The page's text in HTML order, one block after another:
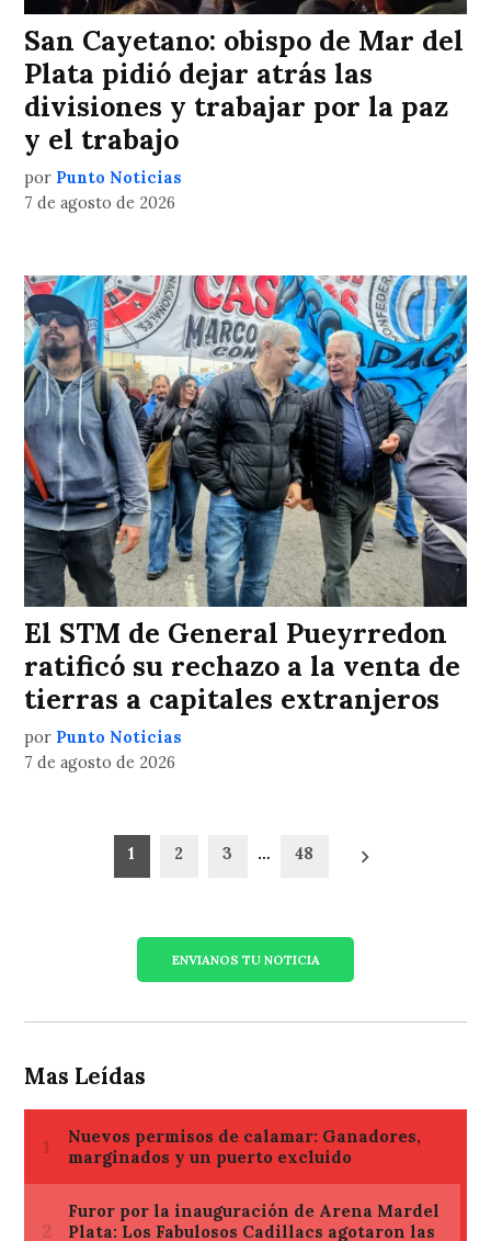
San Cayetano: obispo de Mar del
Plata pidió dejar atrás las
divisiones y trabajar por la paz
y el trabajo
por Punto Noticias
7 de agosto de 2026
El STM de General Pueyrredon
ratificó su rechazo a la venta de
tierras a capitales extranjeros
por Punto Noticias
7 de agosto de 2026
Paginación
1 2 3 … 48
ENVIANOS TU NOTICIA
Mas Leídas